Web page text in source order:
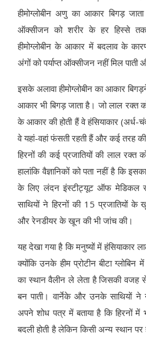
हीमोग्लोबीन अणु का आकार बिगड़
ऑक्सीजन को शरीर के हर हिस्से
हीमोग्लोबीन के आकार में बदलाव के
अंगों को पर्याप्त ऑक्सीजन नहीं मिल
इसके अलावा हीमोग्लोबीन का आकार
आकार भी बिगड़ जाता है। जो लाल रक्त
के आकार की होती हैं वे हंसियाकार (अर्ध-
वे यहां-वहां फंसती रहती हैं और कई तरह
हिरनों की कई प्रजातियों की लाल रक्त
हालांकि वैज्ञानिकों को पता नहीं है कि
के लिए लंदन इंस्टीट्यूट ऑफ मेडिकल
साथियों ने हिरनों की 15 प्रजातियों
और रेनडीयर के खून की भी जांच की।
यह देखा गया है कि मनुष्यों में हंसियाकार
क्योंकि उनके हीम प्रोटीन बीटा
का स्थान वैलीन ले लेता है जिसकी वजह
बन पाती। वार्नेके और उनके साथियों
अपने शोध पत्र में बताया है कि हिरनों में
बदली होती है लेकिन किसी अन्य स्थान